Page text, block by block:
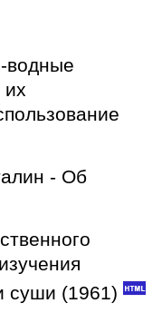
водные
- Об
суши (1961)